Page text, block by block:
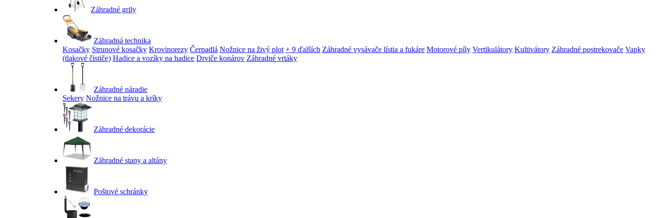
Záhradné grily
Záhradná technika
Kosačky Strunové kosačky Krovinorezy Čerpadlá Nožnice na živý plot + 9 ďalších Záhradné vysávače lístia a fukáre Motorové píly Vertikulátory Kultivátory Záhradné postrekovače Vapky
(tlakové čističe) Hadice a vozíky na hadice Drviče konárov Záhradné vrtáky
Záhradné náradie
Sekery Nožnice na trávu a kríky
Záhradné dekorácie
Záhradné stany a altány
Poštové schránky